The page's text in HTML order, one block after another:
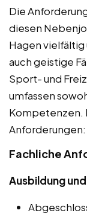
Die
diesen
Hagen vielfältig
auch geistige
Sport- und
umfassen
Kompetenzen.
Anforderungen:
Fachliche
Ausbildung